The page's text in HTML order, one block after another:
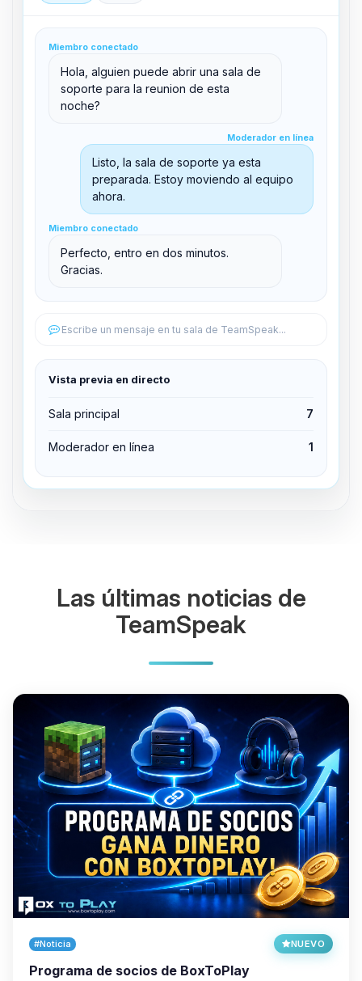
Miembro conectado
Hola, alguien puede abrir una sala de
soporte para la reunion de esta
noche?
Moderador en línea
Listo, la sala de soporte ya esta
preparada. Estoy moviendo al equipo
ahora.
Miembro conectado
Perfecto, entro en dos minutos.
Gracias.
Escribe un mensaje en tu sala de TeamSpeak...
Vista previa en directo
Sala principal 7
Moderador en línea 1
support@boxtoplay.com
Sala principal
Miembro conectado
Sala de soporte
Editar permisos
Expulsar del canal
Las últimas noticias de
TeamSpeak
#Noticia NUEVO
Programa de socios de BoxToPlay